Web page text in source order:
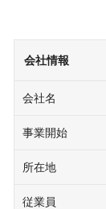
会社情報
会社名
事業開始
所在地
従業員